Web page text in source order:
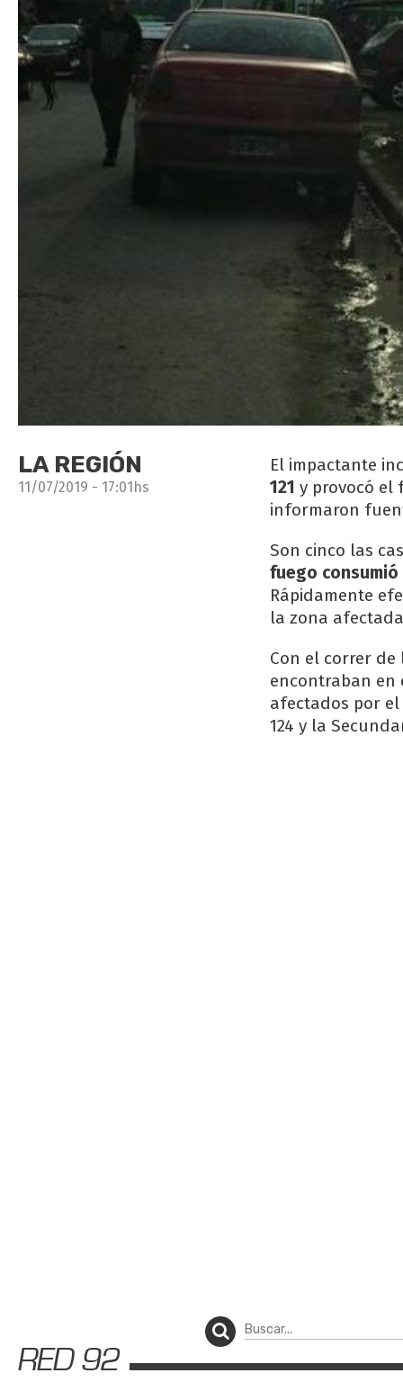
LA REGIÓN
11/07/2019 - 17:01hs
El impactante
121 y provocó el
informaron
Son cinco las
fuego
Rápidamente
la zona
Con el correr
encontraban en
afectados por el
124 y la